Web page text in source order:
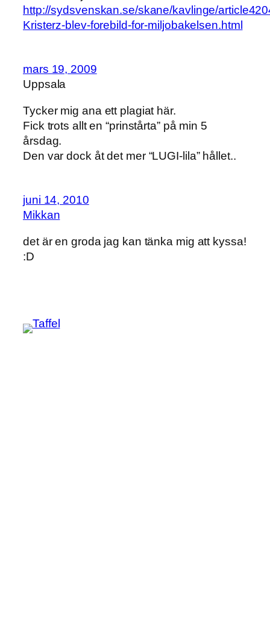
http://sydsvenskan.se/skane/kavlinge/
Kristerz-blev-forebild-for-miljobakelsen.html
mars 19, 2009
Uppsala
Tycker mig ana ett plagiat här.
Fick trots allt en “prinstårta” på min 5
årsdag.
Den var dock åt det mer “LUGI-lila” hållet..
juni 14, 2010
Mikkan
det är en groda jag kan tänka mig att kyssa!
:D